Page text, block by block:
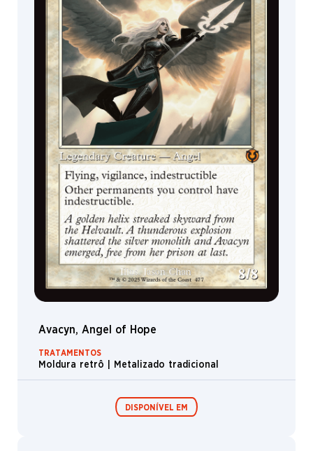
Avacyn, Angel of Hope
TRATAMENTOS
Moldura retrô | Metalizado tradicional
DISPONÍVEL EM